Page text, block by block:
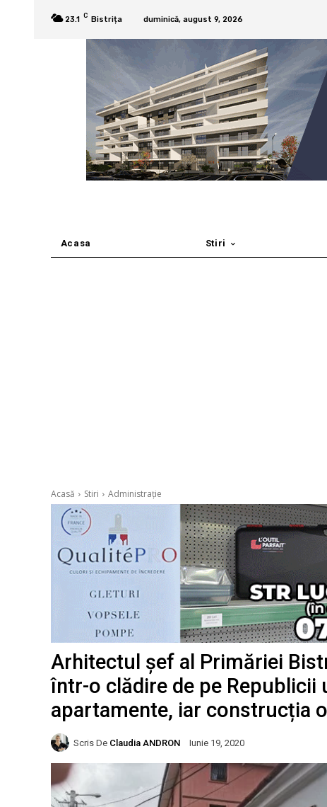
23.1 C Bistrița duminică, august 9, 2026
Acasa Stiri
Acasă Stiri Administrație
Arhitectul șef al Primăriei
într-o clădire de pe Republicii
apartamente, iar construcția
Scris De Claudia ANDRON Iunie 19, 2020